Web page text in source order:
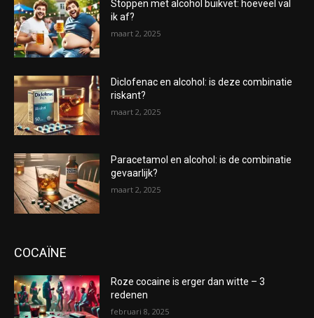
Stoppen met alcohol buikvet: hoeveel val
ik af?
maart 2, 2025
Diclofenac en alcohol: is deze combinatie
riskant?
maart 2, 2025
Paracetamol en alcohol: is de combinatie
gevaarlijk?
maart 2, 2025
COCAÏNE
Roze cocaine is erger dan witte – 3
redenen
februari 8, 2025